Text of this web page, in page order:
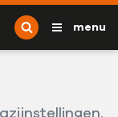
menu